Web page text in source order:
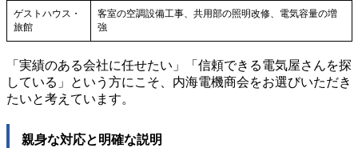
ゲストハウス・
旅館
客室の空調設備工事、共用部の照明改修、電気容量の増
強
「実績のある会社に任せたい」「信頼できる電気屋さんを探
している」という方にこそ、内海電機商会をお選びいただき
たいと考えています。
親身な対応と明確な説明